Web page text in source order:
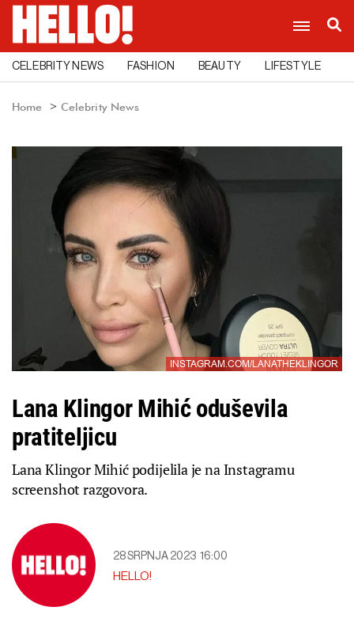
CELEBRITY NEWS FASHION BEAUTY LIFESTYLE
Home Celebrity News
INSTAGRAM.COM/LANATHEKLINGOR
Lana Klingor Mihić oduševila
pratiteljicu
Lana Klingor Mihić podijelila je na Instagramu
screenshot razgovora.
28 SRPNJA 2023 16:00
HELLO!